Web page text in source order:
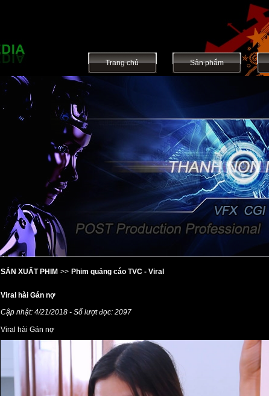
Trang chủ Sản phẩm
SẢN XUẤT PHIM >> Phim quảng cáo TVC - Viral
Viral hài Gán nợ
Cập nhật: 4/21/2018 - Số lượt đọc: 2097
Viral hài Gán nợ